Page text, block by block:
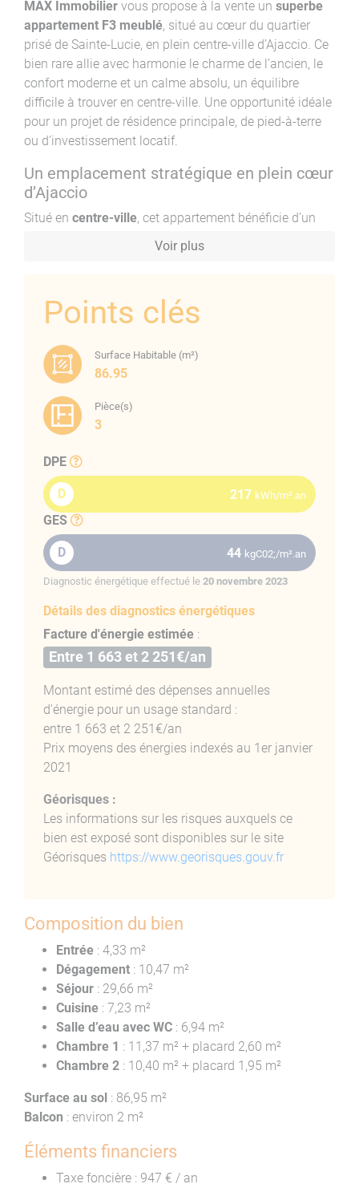
MAX Immobilier vous propose à la vente un superbe
appartement F3 meublé, situé au cœur du quartier
prisé de Sainte-Lucie, en plein centre-ville d’Ajaccio. Ce
bien rare allie avec harmonie le charme de l’ancien, le
confort moderne et un calme absolu, un équilibre
difficile à trouver en centre-ville. Une opportunité idéale
pour un projet de résidence principale, de pied-à-terre
ou d’investissement locatif.
Un emplacement stratégique en plein cœur
d’Ajaccio
Situé en centre-ville, cet appartement bénéficie d’un
accès immédiat à toutes les commodités : commerces,
écoles, services, transports… Tout se fait à pied. Le
tranquillité, garantissant un cadre de vie des plus
Un appartement spacieux, lumineux et
confortable
D’une surface d’environ 81 m² habitables (86,95 m² au
sol), cet appartement situé au
ambiance chaleureuse. Le séjour de près de 30 m²
constitue un véritable espace de vie, lumineux et
convivial.
L’appartement se distingue par desprestations haut de
gamme : insonorisation complète (sol et plafond),
double vitrage, climatisation réversible dans le séjour
en centre-ville, assurant calme et qualité de vie.
Un charme authentique et des espaces
optimisés
Ce bien conserve de beaux éléments de caractère,
comme deshauts plafonds et unecheminée
décorative , qui lui confèrent une âme unique. Les deux
chambres, dotées de grands placards intégrés, offrent
une excellente capacité de rangement. La cuisine,
Un extérieur et un stationnement pratique
balcon exposé sud-estapporte une agréable
ouverture sur l’extérieur.
parking situé à 80 mètres, actuellement loué 700 € par
an, un atout majeur dans ce secteur où le
stationnement est limité.
Une résidence sécurisée et bien entretenue
L’immeuble, équipé d’un ascenseur et d’un digicode,
garantit sécurité et confort au quotidien.
Un investissement polyvalent et sans
travaux
Grâce à son état irréprochable, ses prestations
soignées et sa localisation exceptionnelle, cet
principale confortable, à un pied-à-terre de qualité ou à
Voir plus
Points clés
Surface Habitable (m²)
86.95
Pièce(s)
3
DPE
D 217 kWh/m².an
GES
D 44 kgC02;/m².an
Diagnostic énergétique effectué le 20 novembre 2023
Détails des diagnostics énergétiques
Facture d'énergie estimée :
Entre 1 663 et 2 251€/an
Montant estimé des dépenses annuelles
d'énergie pour un usage standard :
entre 1 663 et 2 251€/an
Prix moyens des énergies indexés au 1er janvier
2021
Géorisques :
Les informations sur les risques auxquels ce
bien est exposé sont disponibles sur le site
Géorisques https://www.georisques.gouv.fr
Composition du bien
Entrée : 4,33 m²
Dégagement : 10,47 m²
Séjour : 29,66 m²
Cuisine : 7,23 m²
Salle d’eau avec WC : 6,94 m²
Chambre 1 : 11,37 m² + placard 2,60 m²
Chambre 2 : 10,40 m² + placard 1,95 m²
Surface au sol : 86,95 m²
Balcon : environ 2 m²
Éléments financiers
Taxe foncière : 947 € / an